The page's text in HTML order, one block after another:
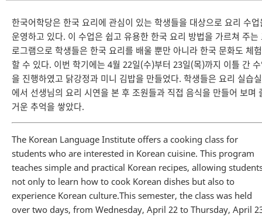
한국어학당은 한국 요리에 관심이 있는 학생들을 대상으로 요리 수업
운영하고 있다. 이 수업은 쉽고 유용한 한국 요리 방법을 가르쳐 주는
로그램으로 학생들은 한국 요리를 배울 뿐만 아니라 한국 문화도 체험
할 수 있다. 이번 학기에는 4월 22일(수)부터 23일(목)까지 이틀 간
을 진행하였고 닭강정과 미니 김밥을 만들었다. 학생들은 요리 실습실
에서 선생님의 요리 시연을 본 후 조원들과 직접 음식을 만들어 보며
거운 추억을 쌓았다.
The Korean Language Institute offers a cooking class for
students who are interested in Korean cuisine. This program
teaches simple and practical Korean recipes, allowing
not only to learn how to cook Korean dishes but also to
experience Korean culture.This semester, the class was held
over two days, from Wednesday, April 22 to Thursday, April